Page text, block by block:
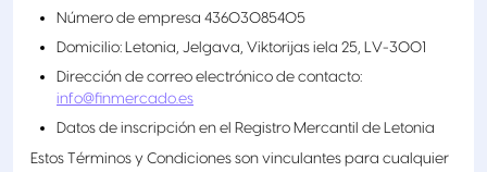
Número de empresa 43603085405
Domicilio: Letonia, Jelgava, Viktorijas iela 25, LV-3001
Dirección de correo electrónico de contacto:
info@finmercado.es
Datos de inscripción en el Registro Mercantil de Letonia
Estos Términos y Condiciones son vinculantes para cualquier